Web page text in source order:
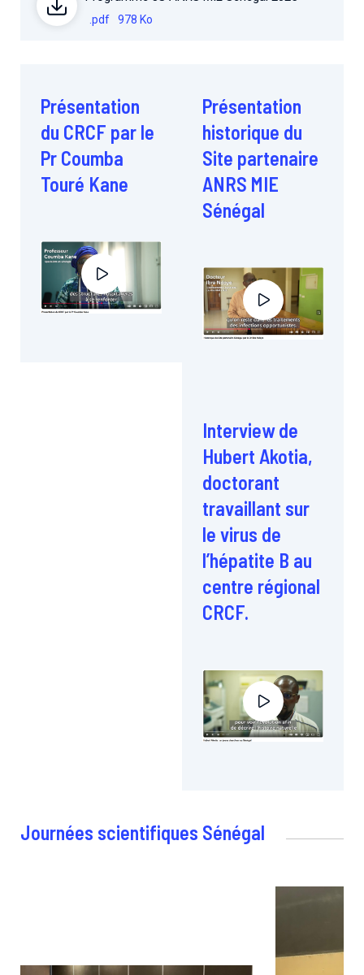
.pdf 978 Ko
Présentation
du CRCF par le
Pr Coumba
Touré Kane
Présentation
historique du
Site partenaire
ANRS MIE
Sénégal
Interview de
Hubert Akotia,
doctorant
travaillant sur
le virus de
l’hépatite B au
centre régional
CRCF.
Journées scientifiques Sénégal